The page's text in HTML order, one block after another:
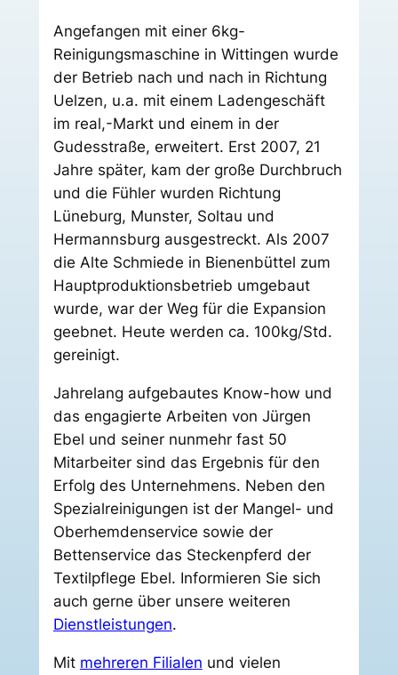
Angefangen mit einer 6kg-
Reinigungsmaschine in Wittingen wurde
der Betrieb nach und nach in Richtung
Uelzen, u.a. mit einem Ladengeschäft
im real,-Markt und einem in der
Gudesstraße, erweitert. Erst 2007, 21
Jahre später, kam der große Durchbruch
und die Fühler wurden Richtung
Lüneburg, Munster, Soltau und
Hermannsburg ausgestreckt. Als 2007
die Alte Schmiede in Bienenbüttel zum
Hauptproduktionsbetrieb umgebaut
wurde, war der Weg für die Expansion
geebnet. Heute werden ca. 100kg/Std.
gereinigt.
Jahrelang aufgebautes Know-how und
das engagierte Arbeiten von Jürgen
Ebel und seiner nunmehr fast 50
Mitarbeiter sind das Ergebnis für den
Erfolg des Unternehmens. Neben den
Spezialreinigungen ist der Mangel- und
Oberhemdenservice sowie der
Bettenservice das Steckenpferd der
Textilpflege Ebel. Informieren Sie sich
auch gerne über unsere weiteren
Dienstleistungen.
Mit mehreren Filialen und vielen